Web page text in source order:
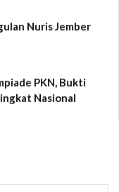
Nuris Jember
PKN, Bukti
Nasional